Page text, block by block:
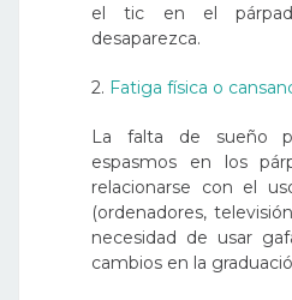
el tic en el
desaparezca.
2. Fatiga física o
La falta de sueño
espasmos en los
relacionarse con el
(ordenadores,
necesidad de usar
cambios en la